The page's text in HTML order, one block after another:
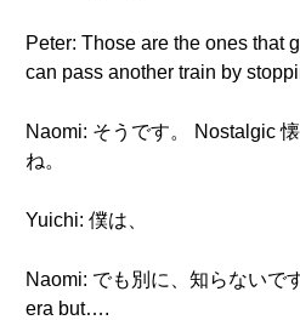
Peter: Those are the ones that
can pass another train by
Naomi: そうです。 Nostalgic
ね。
Yuichi: 僕は、
Naomi: でも別に、知らないで
era but….